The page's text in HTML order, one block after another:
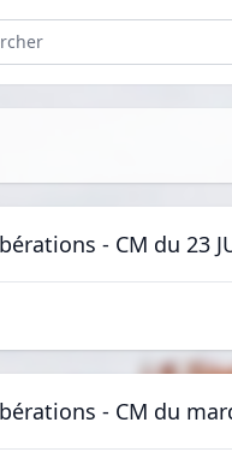
- CM du 23
- CM du